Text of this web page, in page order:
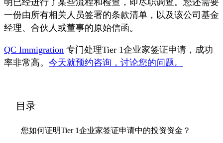
一份由所有相关人员签署的条款清单，以及该公司基金
经理、合伙人或董事的原始信函。
QC Immigration 专门处理Tier 1企业家签证申请，成功
率非常高。 今天就预约咨询，讨论您的问题。
目录
您如何证明Tier 1企业家签证申请中的投资资金？